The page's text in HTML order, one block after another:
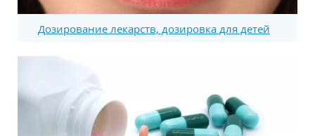
Дозирование лекарств, дозировка для детей